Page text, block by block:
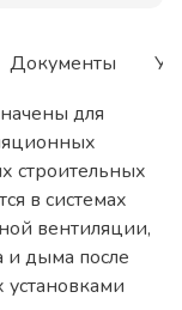
Документы
для
строительных
в системах
вентиляции,
и дыма после